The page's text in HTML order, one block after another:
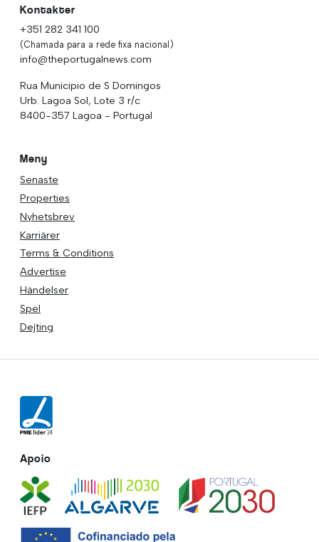
Kontakter
+351 282 341 100
(Chamada para a rede fixa nacional)
info@theportugalnews.com
Rua Municipio de S Domingos
Urb. Lagoa Sol, Lote 3 r/c
8400-357 Lagoa - Portugal
Meny
Senaste
Properties
Nyhetsbrev
Karriärer
Terms & Conditions
Advertise
Händelser
Spel
Dejting
Apoio